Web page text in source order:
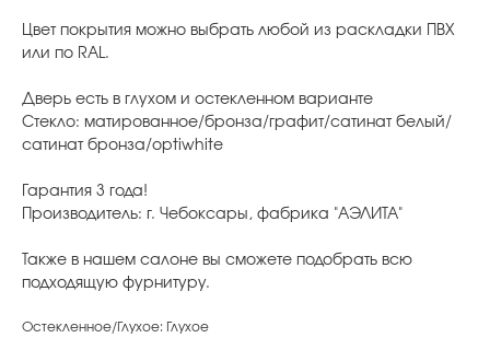
Цвет покрытия можно выбрать любой из раскладки ПВХ
или по RAL.
Дверь есть в глухом и остекленном варианте
Стекло: матированное/бронза/графит/сатинат белый/
сатинат бронза/optiwhite
Гарантия 3 года!
Производитель: г. Чебоксары, фабрика "АЭЛИТА"
Также в нашем салоне вы сможете подобрать всю
подходящую фурнитуру.
Остекленное/Глухое: Глухое